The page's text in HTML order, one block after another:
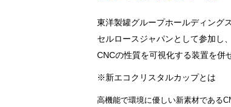
東洋製罐グループホールディング
セルロースジャパンとして参加し
CNCの性質を可視化する装置を併
※新エコクリスタルカップとは
高機能で環境に優しい新素材である